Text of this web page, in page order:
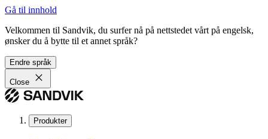
Gå til innhold
Velkommen til Sandvik, du surfer nå på nettstedet vårt på engelsk,
ønsker du å bytte til et annet språk?
Endre språk
Close
Produkter